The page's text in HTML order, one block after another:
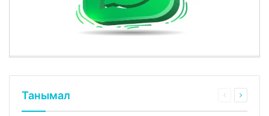
Танымал